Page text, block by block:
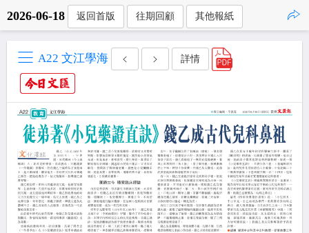
2026-06-18 返回首版 往期回顧 其他報紙
A22 文江學海 詳情
點擊複製